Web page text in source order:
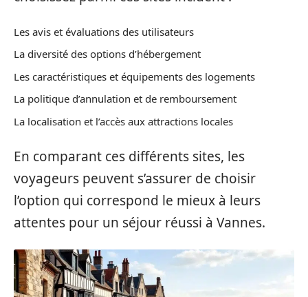
Les avis et évaluations des utilisateurs
La diversité des options d’hébergement
Les caractéristiques et équipements des logements
La politique d’annulation et de remboursement
La localisation et l’accès aux attractions locales
En comparant ces différents sites, les
voyageurs peuvent s’assurer de choisir
l’option qui correspond le mieux à leurs
attentes pour un séjour réussi à Vannes.